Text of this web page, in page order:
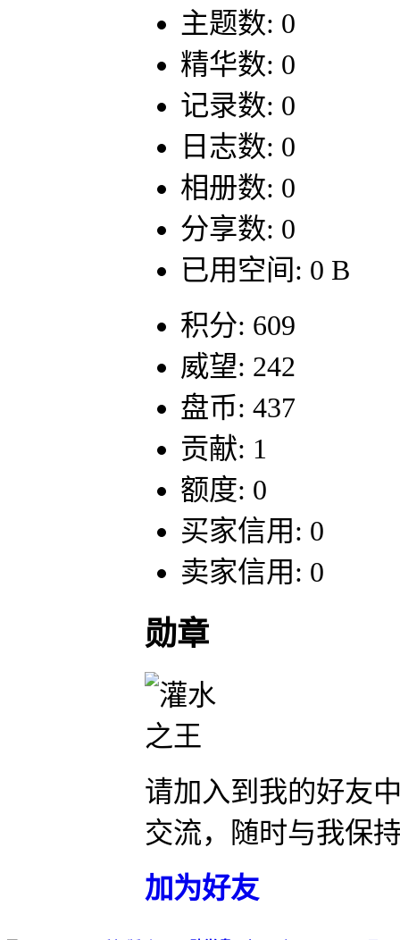
主题数: 0
精华数: 0
记录数: 0
日志数: 0
相册数: 0
分享数: 0
已用空间: 0 B
积分: 609
威望: 242
盘币: 437
贡献: 1
额度: 0
买家信用: 0
卖家信用: 0
勋章
请加入到我的好友
交流，随时与我保
加为好友